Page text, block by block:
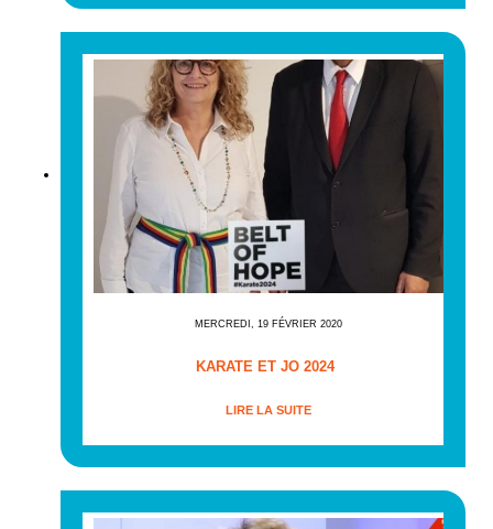
MERCREDI, 19 FÉVRIER 2020
KARATE ET JO 2024
LIRE LA SUITE